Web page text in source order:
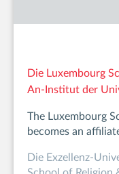
Die Luxembourg
An-Institut der
The Luxembourg
becomes an
Die Exzellenz-